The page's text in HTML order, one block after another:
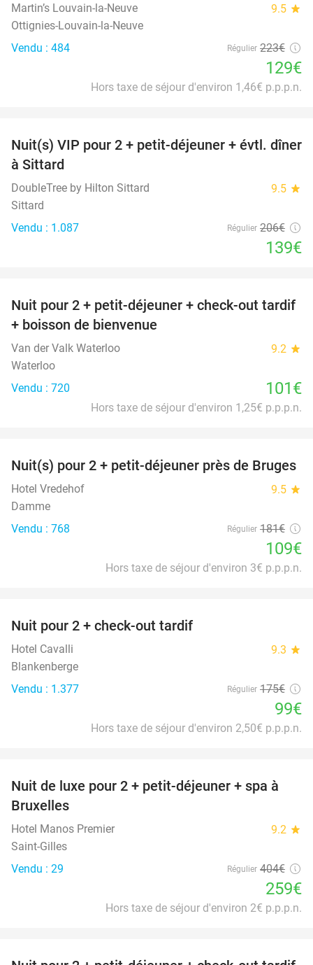
Martin’s Louvain-la-Neuve 9.5 star
Ottignies-Louvain-la-Neuve
Vendu : 484
Régulier 223€
129€
Hors taxe de séjour d'environ 1,46€ p.p.p.n.
33%
Nuit(s) VIP pour 2 + petit-déjeuner + évtl. dîner
à Sittard
DoubleTree by Hilton Sittard 9.5 star
Sittard
Vendu : 1.087
Régulier 206€
139€
Nuit pour 2 + petit-déjeuner + check-out tardif
+ boisson de bienvenue
Van der Valk Waterloo 9.2 star
Waterloo
Vendu : 720
101€
Hors taxe de séjour d'environ 1,25€ p.p.p.n.
40%
Nuit(s) pour 2 + petit-déjeuner près de Bruges
Hotel Vredehof 9.5 star
Damme
Vendu : 768
Régulier 181€
109€
Hors taxe de séjour d'environ 3€ p.p.p.n.
Nuit pour 2 + check-out tardif
Hotel Cavalli 9.3 star
Blankenberge
Vendu : 1.377
Régulier 175€
99€
Hors taxe de séjour d'environ 2,50€ p.p.p.n.
36%
Nuit de luxe pour 2 + petit-déjeuner + spa à
Bruxelles
Hotel Manos Premier 9.2 star
Saint-Gilles
Vendu : 29
Régulier 404€
259€
Hors taxe de séjour d'environ 2€ p.p.p.n.